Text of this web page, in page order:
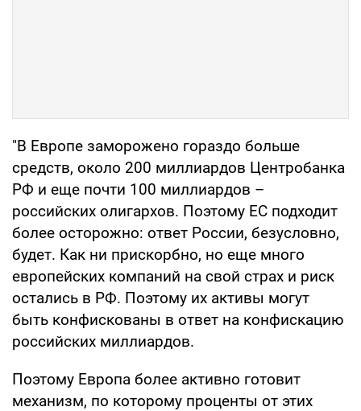
"В Европе заморожено гораздо больше
средств, около 200 миллиардов Центробанка
РФ и еще почти 100 миллиардов –
российских олигархов. Поэтому ЕС подходит
более осторожно: ответ России, безусловно,
будет. Как ни прискорбно, но еще много
европейских компаний на свой страх и риск
остались в РФ. Поэтому их активы могут
быть конфискованы в ответ на конфискацию
российских миллиардов.
Поэтому Европа более активно готовит
механизм, по которому проценты от этих